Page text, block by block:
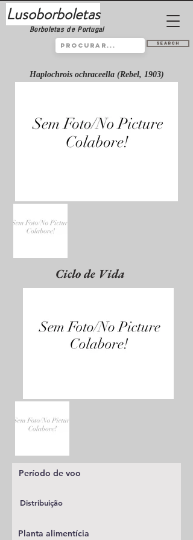
Lusoborboletas
Borboletas de Portugal
Search
Haplochrois ochraceella (Rebel, 1903)
Ciclo de Vida
Período de voo
Distribuição
Planta alimentícia